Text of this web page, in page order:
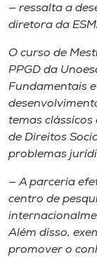
— ressalta a
diretora da
O curso de
PPGD da
Fundamentais
temas
de Direitos
problemas
— A parceria
centro de
Além disso,
promover o